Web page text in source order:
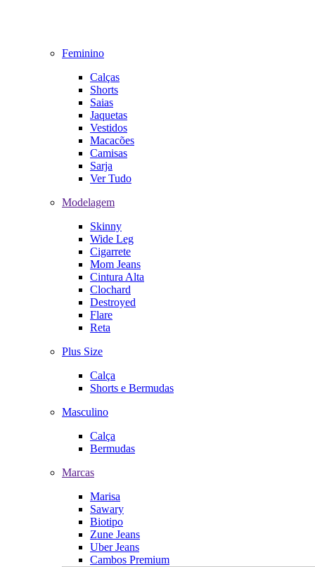
Feminino
Calças
Shorts
Saias
Jaquetas
Vestidos
Macacões
Camisas
Sarja
Ver Tudo
Modelagem
Skinny
Wide Leg
Cigarrete
Mom Jeans
Cintura Alta
Clochard
Destroyed
Flare
Reta
Plus Size
Calça
Shorts e Bermudas
Masculino
Calça
Bermudas
Marcas
Marisa
Sawary
Biotipo
Zune Jeans
Uber Jeans
Cambos Premium